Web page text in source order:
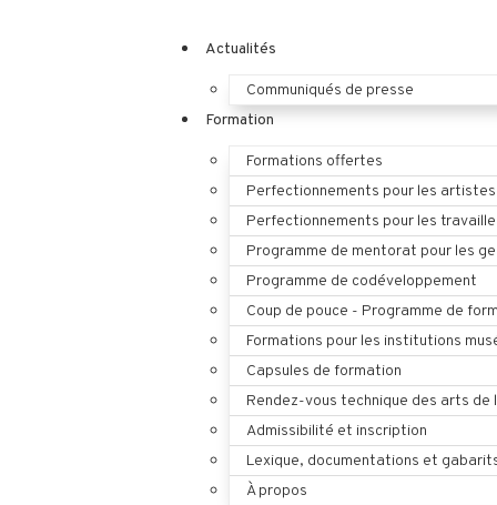
Actualités
Communiqués de presse
Formation
Formations offertes
Perfectionnements pour les artistes
Perfectionnements pour les
Programme de mentorat pour les
Programme de codéveloppement
Coup de pouce - Programme de
Formations pour les institutions
Capsules de formation
Rendez-vous technique des arts
Admissibilité et inscription
Lexique, documentations et
À propos